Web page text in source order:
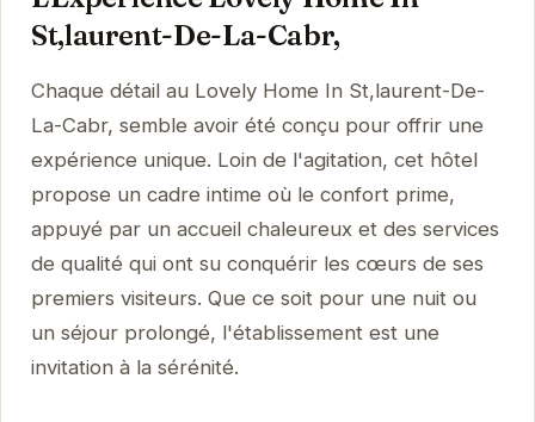
St,laurent-De-La-Cabr,
Chaque détail au Lovely Home In St,laurent-De-
La-Cabr, semble avoir été conçu pour offrir une
expérience unique. Loin de l'agitation, cet hôtel
propose un cadre intime où le confort prime,
appuyé par un accueil chaleureux et des services
de qualité qui ont su conquérir les cœurs de ses
premiers visiteurs. Que ce soit pour une nuit ou
un séjour prolongé, l'établissement est une
invitation à la sérénité.